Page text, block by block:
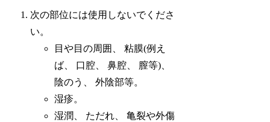
次の部位には使用しないでくださ
い。
目や目の周囲、 粘膜(例え
ば、 口腔、 鼻腔、 膣等)、
陰のう、 外陰部等。
湿疹。
湿潤、 ただれ、 亀裂や外傷